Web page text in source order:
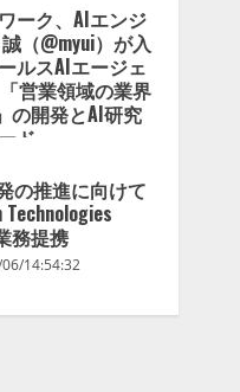
10:54:31
の推進に向けて
Technologies
務提携
14:54:32
】次世代AIプラ
ム「TAIZA」お
ビスに関する記
開催
17:53:45